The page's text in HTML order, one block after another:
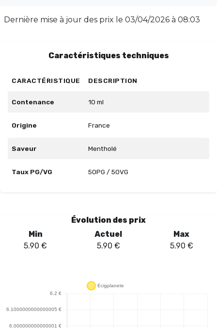
50/50 pour des concentrations de nicotine allant de 0
Dernière mise à jour des prix le 03/04/2026 à 08:03
Caractéristiques techniques
CARACTÉRISTIQUE DESCRIPTION
Contenance 10 ml
Origine France
Saveur Mentholé
Taux PG/VG 50PG / 50VG
Évolution des prix
Min
5.90 €
Actuel
5.90 €
Max
5.90 €